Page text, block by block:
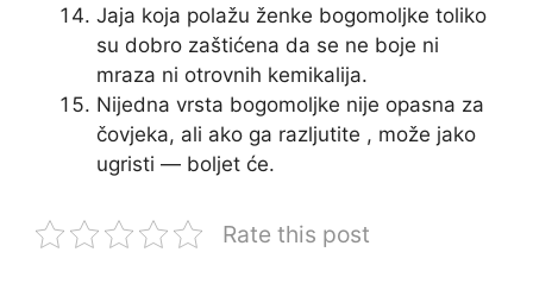
Jaja koja polažu ženke bogomoljke toliko
su dobro zaštićena da se ne boje ni
mraza ni otrovnih kemikalija.
Nijedna vrsta bogomoljke nije opasna za
čovjeka, ali ako ga razljutite , može jako
ugristi — boljet će.
Rate this post